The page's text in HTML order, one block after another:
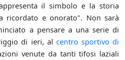
il simbolo e la storia
ricordato e onorato". Non sarà
a pensare a una serie di
di ieri, al centro sportivo di
venute da tanti tifosi laziali